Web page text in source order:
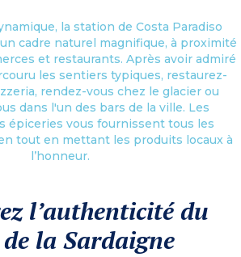
la station de Costa Paradiso
cadre naturel magnifique, à proximité
et restaurants. Après avoir admiré
les sentiers typiques, restaurez-
rendez-vous chez le glacier ou
dans l'un des bars de la ville. Les
épiceries vous fournissent tous les
tout en mettant les produits locaux à
l’honneur.
l’authenticité du
la Sardaigne